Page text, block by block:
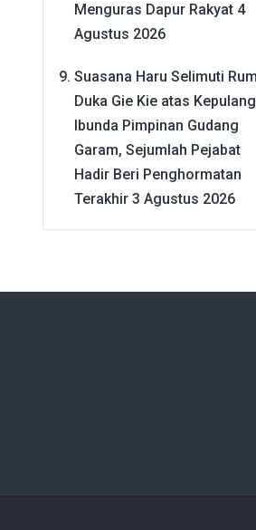
Menguras Dapur Rakyat 4
Agustus 2026
Suasana Haru Selimuti
Duka Gie Kie atas
Ibunda Pimpinan Gudang
Garam, Sejumlah Pejabat
Hadir Beri Penghormatan
Terakhir 3 Agustus 2026